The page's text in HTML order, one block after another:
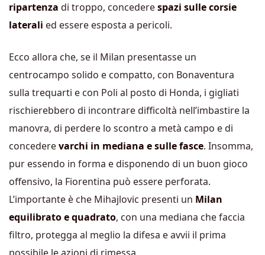
ripartenza di troppo, concederespazi sulle corsie
laterali ed essere esposta a pericoli.
Ecco allora che, se il Milan presentasse un
centrocampo solido e compatto, con Bonaventura
sulla trequarti e con Poli al posto di Honda, i gigliati
rischierebbero di incontrare difficoltà nell’imbastire la
manovra, di perdere lo scontro a metà campo e di
concederevarchi in mediana e sulle fasce. Insomma,
pur essendo in forma e disponendo di un buon gioco
offensivo, la Fiorentina può essere perforata.
L’importante è che Mihajlovic presenti un Milan
equilibrato e quadrato, con una mediana che faccia
filtro, protegga al meglio la difesa e avvii il prima